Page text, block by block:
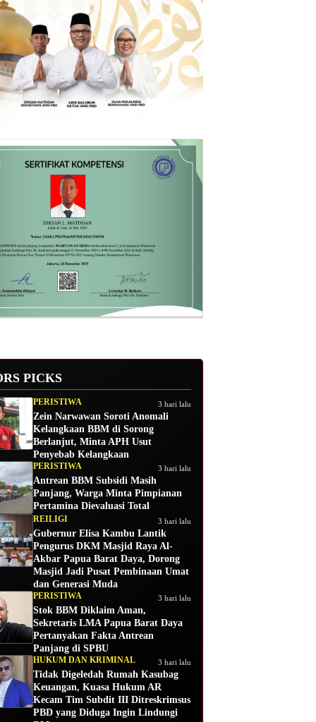
PICKS
PERISTIWA 3 hari lalu
Zein Narwawan Soroti Anomali
Kelangkaan BBM di Sorong
Berlanjut, Minta APH Usut
Penyebab Kelangkaan
PERISTIWA 3 hari lalu
Antrean BBM Subsidi Masih
Panjang, Warga Minta Pimpianan
Pertamina Dievaluasi Total
REILIGI 3 hari lalu
Gubernur Elisa Kambu Lantik
Pengurus DKM Masjid Raya Al-
Akbar Papua Barat Daya, Dorong
Masjid Jadi Pusat Pembinaan Umat
dan Generasi Muda
PERISTIWA 3 hari lalu
Stok BBM Diklaim Aman,
Sekretaris LMA Papua Barat Daya
Pertanyakan Fakta Antrean
Panjang di SPBU
HUKUM DAN KRIMINAL 3 hari lalu
Tidak Digeledah Rumah Kasubag
Keuangan, Kuasa Hukum AR
Kecam Tim Subdit III Ditreskrimsus
PBD yang Diduga Ingin Lindungi